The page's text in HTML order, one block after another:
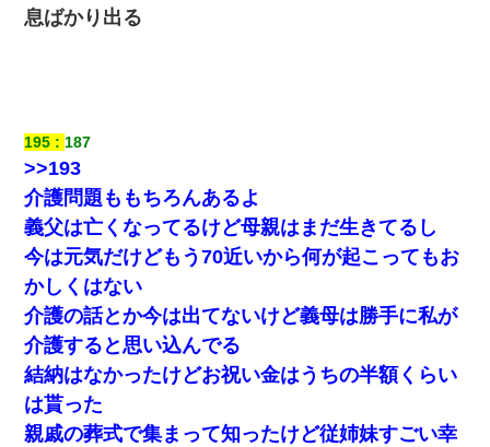
200万を貸したコウトから、追加で400万の申し込み、私「無理。
せない
妹が嘘つきな元カレと寄りを戻してしまったという話をしていた
ら、旦那の顔が曇って雰囲気が一転。そそくさと話を切り上げて
いつもより早く寝付いてしまった…｜生活｜ワロタあんてな
放置子が病院送りになったらしい → 俺（二度と帰ってくるなよ…
嫁を半身不随にしやがった恨みは、正直こんなもんじゃ晴れな
い）
転職先が決まったので退職の意思を伝えたら。上司「無責任」
「簡単には辞めさせない」私（どうせ辞めるし…）→ 思いっきり
反論をしてみた
息ばかり出る
195 187
>>193
介護問題ももちろんあるよ
義父は亡くなってるけど母親はまだ生きてるし
今は元気だけどもう70近いから何が起こってもお
かしくはない
介護の話とか今は出てないけど義母は勝手に私が
介護すると思い込んでる
結納はなかったけどお祝い金はうちの半額くらい
は貰った
親戚の葬式で集まって知ったけど従姉妹すごい幸